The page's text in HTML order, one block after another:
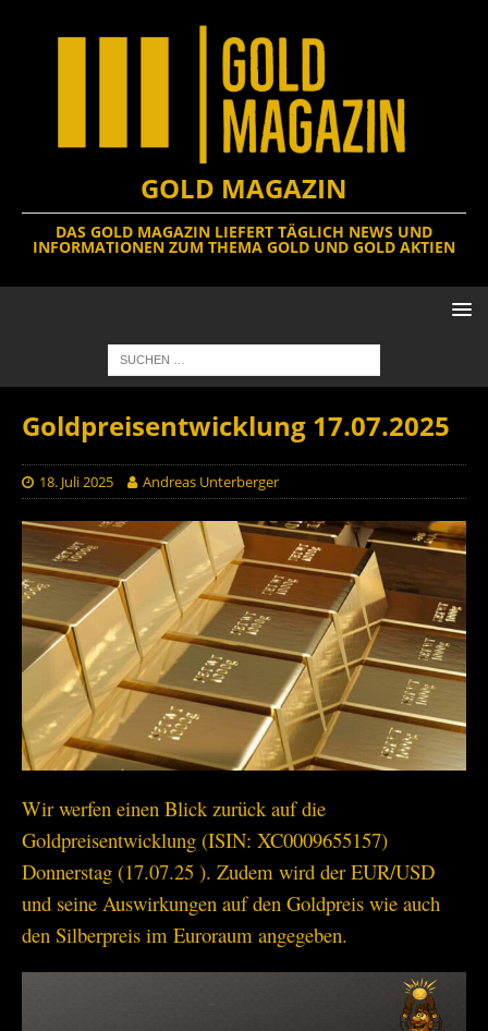
GOLD MAGAZIN
DAS GOLD MAGAZIN LIEFERT TÄGLICH NEWS UND
INFORMATIONEN ZUM THEMA GOLD UND GOLD AKTIEN
Goldpreisentwicklung 17.07.2025
18. Juli 2025 Andreas Unterberger
Wir werfen einen Blick zurück auf die
Goldpreisentwicklung (ISIN: XC0009655157)
Donnerstag (17.07.25 ). Zudem wird der EUR/USD
und seine Auswirkungen auf den Goldpreis wie auch
den Silberpreis im Euroraum angegeben.